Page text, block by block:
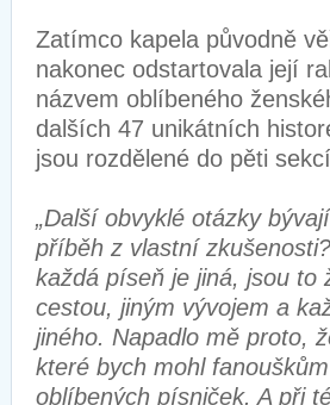
Zatímco kapela původně
nakonec odstartovala její
názvem oblíbeného
dalších 47 unikátních
jsou rozdělené do pěti
„Další obvyklé otázky
příběh z vlastní
každá píseň je jiná, jsou to
cestou, jiným vývojem a
jiného. Napadlo mě proto,
které bych mohl
oblíbených písniček. A při